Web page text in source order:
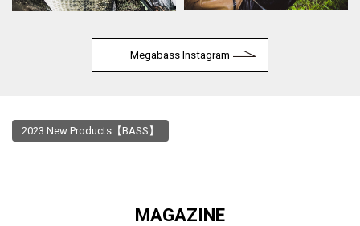
Megabass Instagram
2023 New Products【BASS】
MAGAZINE